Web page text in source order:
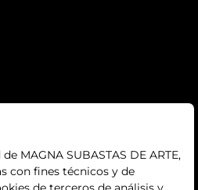
MAGNA SUBASTAS DE ARTE,
con fines técnicos y de